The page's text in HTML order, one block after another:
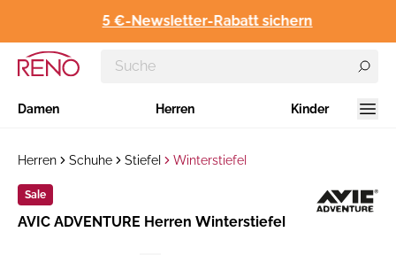
5 €-Newsletter-Rabatt sichern
Damen Herren Kinder
Herren Schuhe Stiefel Winterstiefel
Sale
Hersteller:
AVIC ADVENTURE Herren Winterstiefel